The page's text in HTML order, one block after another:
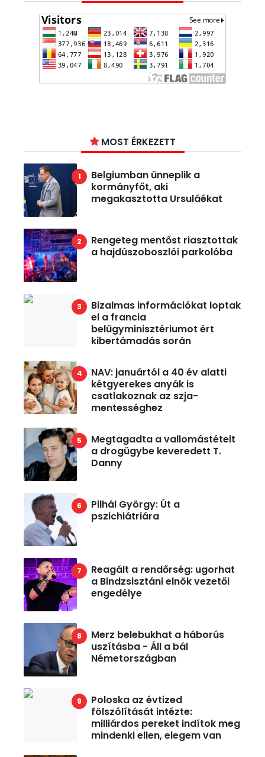
MOST ÉRKEZETT
Belgiumban ünneplik a
kormányfőt, aki
megakasztotta Ursuláékat
Rengeteg mentőst riasztottak
a hajdúszoboszlói parkolóba
Bizalmas információkat loptak
el a francia
belügyminisztériumot ért
kibertámadás során
NAV: januártól a 40 év alatti
kétgyerekes anyák is
csatlakoznak az szja-
mentességhez
Megtagadta a vallomástételt
a drogügybe keveredett T.
Danny
Pilhál György: Út a
pszichiátriára
Reagált a rendőrség: ugorhat
a Bindzsisztáni elnök vezetői
engedélye
Merz belebukhat a háborús
uszításba - Áll a bál
Németországban
Poloska az évtized
fölszólítását intézte:
milliárdos pereket indítok meg
mindenki ellen, elegem van